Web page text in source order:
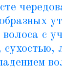
с
сухостью,